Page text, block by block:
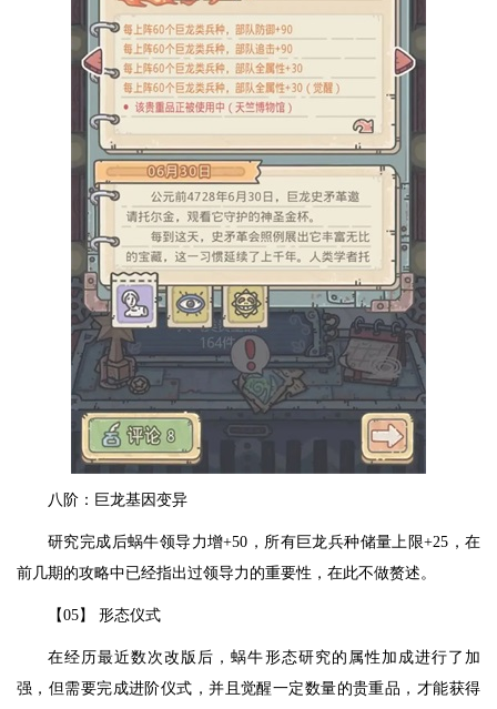
八阶：巨龙基因变异
研究完成后蜗牛领导力增+50，所有巨龙兵种储量上限+25，在
前几期的攻略中已经指出过领导力的重要性，在此不做赘述。
【05】 形态仪式
在经历最近数次改版后，蜗牛形态研究的属性加成进行了加
强，但需要完成进阶仪式，并且觉醒一定数量的贵重品，才能获得